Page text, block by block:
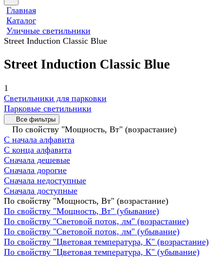
Главная
Каталог
Уличные светильники
Street Induction Classic Blue
Street Induction Classic Blue
1
Светильники для парковки
Парковые светильники
Все фильтры
По свойству "Мощность, Вт" (возрастание)
С начала алфавита
С конца алфавита
Сначала дешевые
Сначала дорогие
Сначала недоступные
Сначала доступные
По свойству "Мощность, Вт" (возрастание)
По свойству "Мощность, Вт" (убывание)
По свойству "Световой поток, лм" (возрастание)
По свойству "Световой поток, лм" (убывание)
По свойству "Цветовая температура, К" (возрастание)
По свойству "Цветовая температура, К" (убывание)